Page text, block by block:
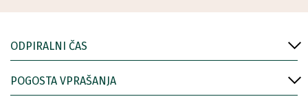
ODPIRALNI ČAS
POGOSTA VPRAŠANJA